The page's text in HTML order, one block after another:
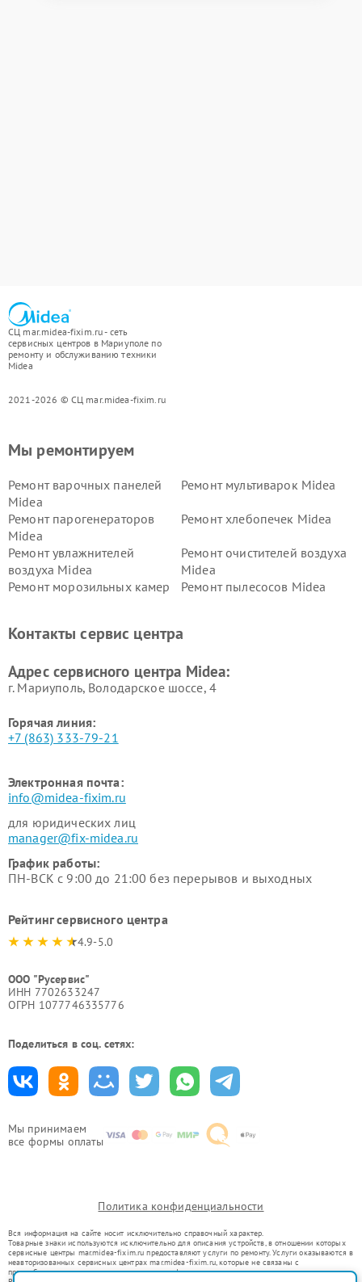
СЦ mar.midea-fixim.ru - сеть
сервисных центров в Мариуполе по
ремонту и обслуживанию техники
Midea
2021-2026 © СЦ mar.midea-fixim.ru
Мы принимаем
все формы оплаты
Мы ремонтируем
Ремонт варочных панелей
Midea
Ремонт мультиварок Midea
Ремонт парогенераторов
Midea
Ремонт хлебопечек Midea
Ремонт увлажнителей
воздуха Midea
Ремонт очистителей воздуха
Midea
Ремонт морозильных камер
Ремонт пылесосов Midea
пылесосов Midea
Midea
Контакты сервис центра
Адрес сервисного центра Midea:
г. Мариуполь, Володарское шоссе, 4
Горячая линия:
+7 (863) 333-79-21
Электронная почта:
info@midea-fixim.ru
для юридических лиц
manager@fix-midea.ru
График работы:
ПН-ВСК с 9:00 до 21:00 без перерывов и выходных
Рейтинг сервисного центра
4.9-5.0
ООО "Русервис"
ИНН 7702633247
ОГРН 1077746335776
Поделиться в соц. сетях:
Политика конфиденциальности
Вся информация на сайте носит исключительно справочный характер.
Товарные знаки используются исключительно для описания устройств, в отношении которых
сервисные центры mar.midea-fixim.ru предоставляют услуги по ремонту. Услуги оказываются в
неавторизованных сервисных центрах mar.midea-fixim.ru, которые не связаны с
правообладателями товарных знаков или их официальными представителями.